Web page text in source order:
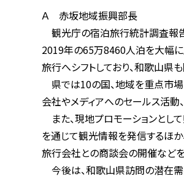
Ａ 赤坂地域振興部長
観光庁の宿泊旅行統計調査報告に
2019年の65万8460人泊を大幅に上
旅行へシフトしており、和歌山県も
県では10の国、地域を重点市場とし
会社やメディアへのセールス活動、
また、現地プロモーションとして県
を通じて観光情報を発信するほか、
旅行会社との商談会の開催などを行
今後は、和歌山県訪問の潜在需要を